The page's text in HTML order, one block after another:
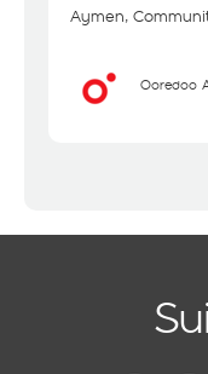
Aymen,
Ooredoo